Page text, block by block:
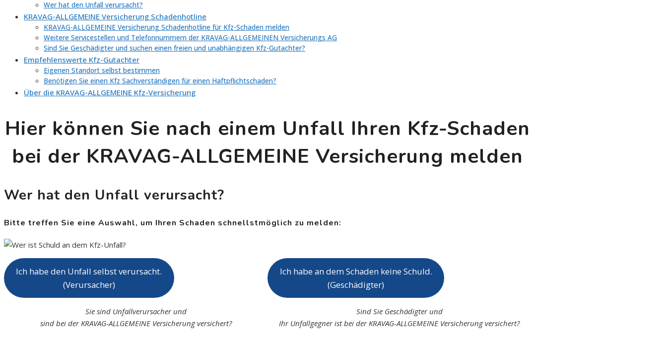
Wer hat den Unfall verursacht?
KRAVAG-ALLGEMEINE Versicherung Schadenhotline
KRAVAG-ALLGEMEINE Versicherung Schadenhotline für Kfz-Schaden melden
Weitere Servicestellen und Telefonnummern der KRAVAG-ALLGEMEINEN Versicherungs AG
Sind Sie Geschädigter und suchen einen freien und unabhängigen Kfz-Gutachter?
Empfehlenswerte Kfz-Gutachter
Eigenen Standort selbst bestimmen
Benötigen Sie einen Kfz Sachverständigen für einen Haftpflichtschaden?
Über die KRAVAG-ALLGEMEINE Kfz-Versicherung
Hier können Sie nach einem Unfall Ihren Kfz-Schaden
bei der KRAVAG-ALLGEMEINE Versicherung melden
Wer hat den Unfall verursacht?
Bitte treffen Sie eine Auswahl, um Ihren Schaden schnellstmöglich zu melden:
Ich habe den Unfall selbst verursacht.
(Verursacher)
Sie sind Unfallverursacher und
sind bei der KRAVAG-ALLGEMEINE Versicherung versichert?
Ich habe an dem Schaden keine Schuld.
(Geschädigter)
Sind Sie Geschädigter und
Ihr Unfallgegner ist bei der KRAVAG-ALLGEMEINE Versicherung versichert?